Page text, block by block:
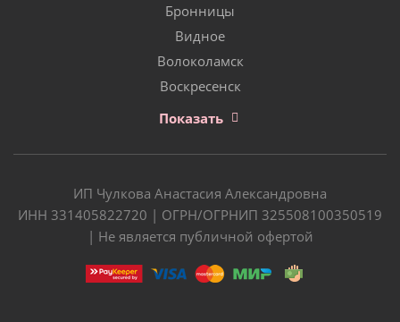
Бронницы
Видное
Волоколамск
Воскресенск
Показать
ИП Чулкова Анастасия Александровна
ИНН 331405822720 | ОГРН/ОГРНИП 325508100350519
| Не является публичной офертой